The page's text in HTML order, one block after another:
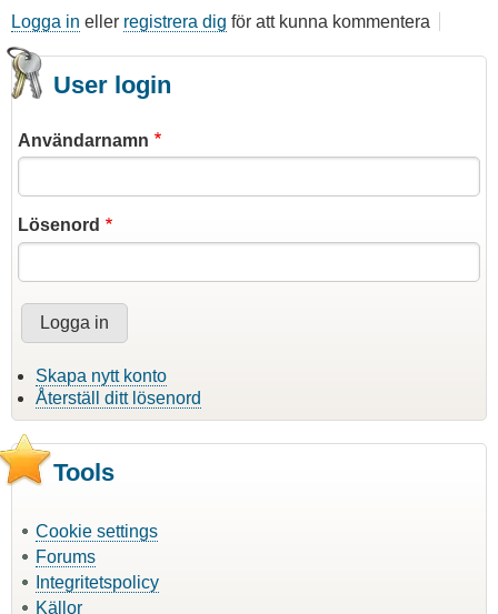
Logga in eller registrera dig för att kunna kommentera
User login
Användarnamn
Lösenord
Skapa nytt konto
Återställ ditt lösenord
Tools
Cookie settings
Forums
Integritetspolicy
Källor